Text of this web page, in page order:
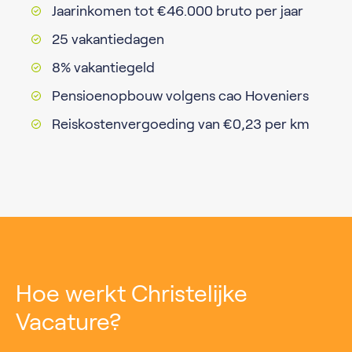
Jaarinkomen tot €46.000 bruto per jaar
25 vakantiedagen
8% vakantiegeld
Pensioenopbouw volgens cao Hoveniers
Reiskostenvergoeding van €0,23 per km
Hoe werkt Christelijke
Vacature?